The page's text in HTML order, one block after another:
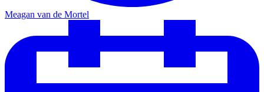
Meagan van de Mortel